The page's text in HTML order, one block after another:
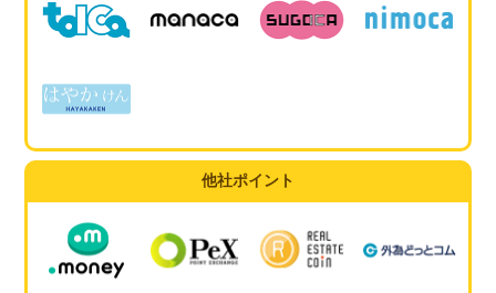
他社ポイント